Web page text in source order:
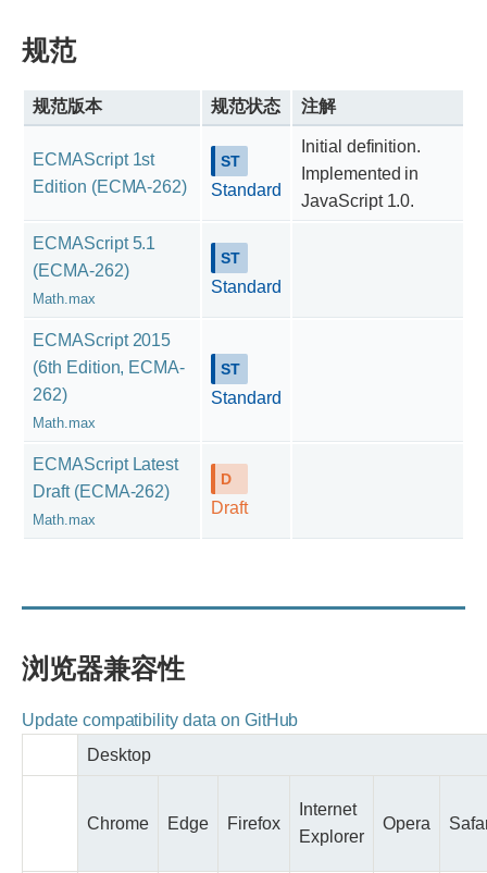
规范
规范版本 规范状态 注解
ECMAScript 1st
Edition (ECMA-262)
Standard
Initial definition.
Implemented in
JavaScript 1.0.
ECMAScript 5.1
(ECMA-262)
Math.max
Standard
ECMAScript 2015
(6th Edition, ECMA-
262)
Math.max
Standard
ECMAScript Latest
Draft (ECMA-262)
Math.max
Draft
浏览器兼容性
Update compatibility data on GitHub
Desktop
Chrome Edge Firefox
Internet
Explorer
Opera